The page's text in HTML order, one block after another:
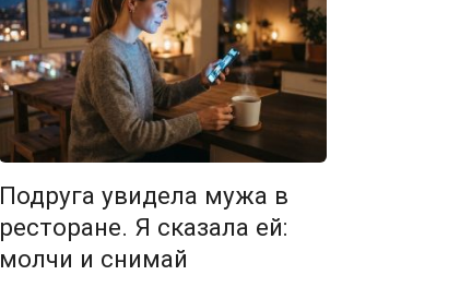
Подруга увидела мужа в
ресторане. Я сказала ей:
молчи и снимай